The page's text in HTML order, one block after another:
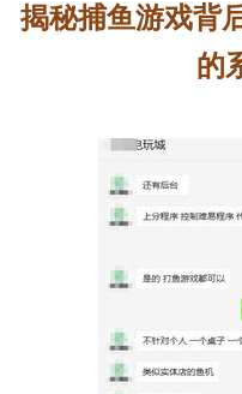
揭秘捕鱼游戏背
的